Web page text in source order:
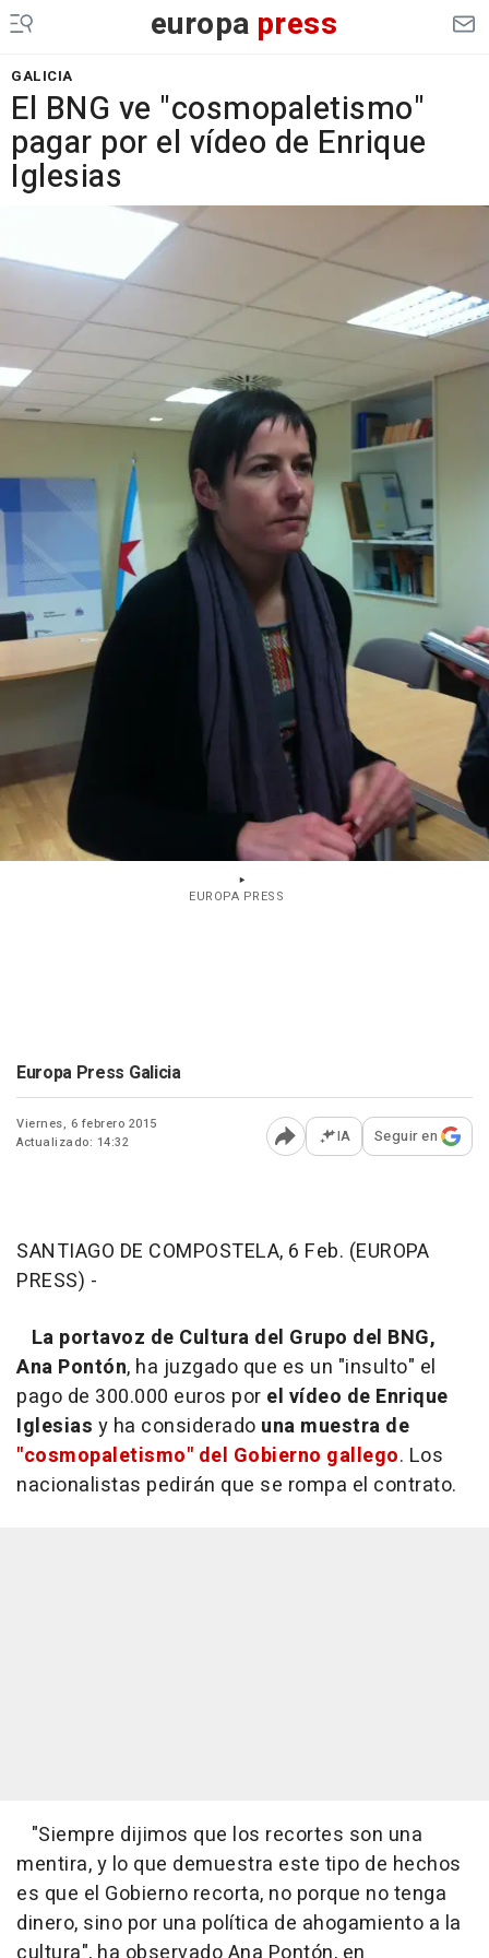
europa press
GALICIA
El BNG ve "cosmopaletismo"
pagar por el vídeo de Enrique
Iglesias
EUROPA PRESS
Europa Press Galicia
Viernes, 6 febrero 2015
Actualizado: 14:32
Abrir opciones para
IA Seguir en
SANTIAGO DE COMPOSTELA, 6 Feb. (EUROPA
PRESS) -
La portavoz de Cultura del Grupo del BNG,
Ana Pontón, ha juzgado que es un "insulto" el
pago de 300.000 euros por el vídeo de Enrique
Iglesias y ha considerado una muestra de
"cosmopaletismo" del Gobierno gallego. Los
nacionalistas pedirán que se rompa el contrato.
"Siempre dijimos que los recortes son una
mentira, y lo que demuestra este tipo de hechos
es que el Gobierno recorta, no porque no tenga
dinero, sino por una política de ahogamiento a la